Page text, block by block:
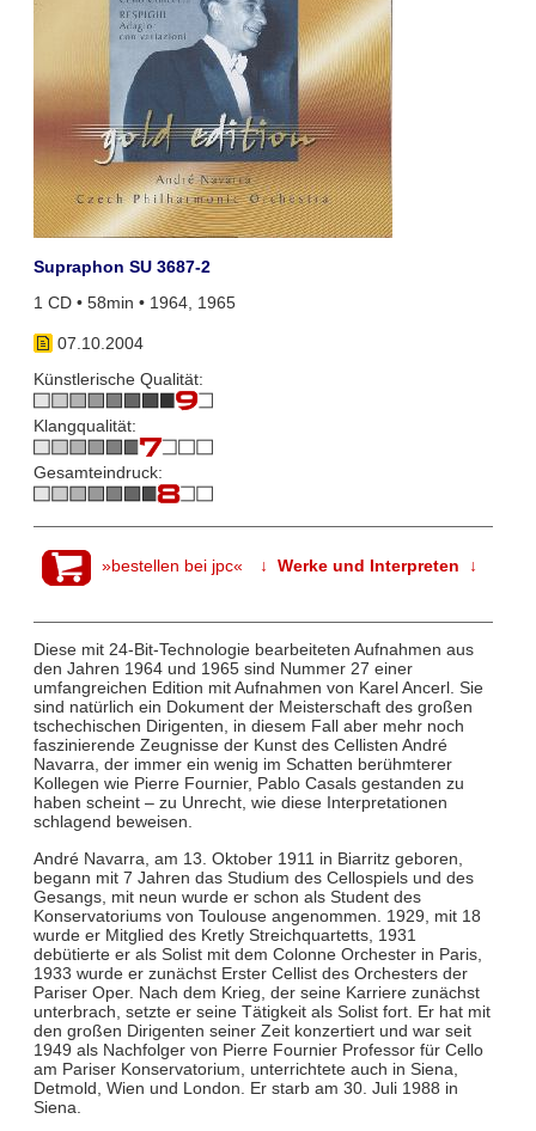
Supraphon SU 3687-2
1 CD • 58min • 1964, 1965
07.10.2004
Künstlerische Qualität:
Klangqualität:
Gesamteindruck:
»bestellen bei jpc« ↓ Werke und Interpreten ↓
Diese mit 24-Bit-Technologie bearbeiteten Aufnahmen aus
den Jahren 1964 und 1965 sind Nummer 27 einer
umfangreichen Edition mit Aufnahmen von Karel Ancerl. Sie
sind natürlich ein Dokument der Meisterschaft des großen
tschechischen Dirigenten, in diesem Fall aber mehr noch
faszinierende Zeugnisse der Kunst des Cellisten André
Navarra, der immer ein wenig im Schatten berühmterer
Kollegen wie Pierre Fournier, Pablo Casals gestanden zu
haben scheint – zu Unrecht, wie diese Interpretationen
schlagend beweisen.
André Navarra, am 13. Oktober 1911 in Biarritz geboren,
begann mit 7 Jahren das Studium des Cellospiels und des
Gesangs, mit neun wurde er schon als Student des
Konservatoriums von Toulouse angenommen. 1929, mit 18
wurde er Mitglied des Kretly Streichquartetts, 1931
debütierte er als Solist mit dem Colonne Orchester in Paris,
1933 wurde er zunächst Erster Cellist des Orchesters der
Pariser Oper. Nach dem Krieg, der seine Karriere zunächst
unterbrach, setzte er seine Tätigkeit als Solist fort. Er hat mit
den großen Dirigenten seiner Zeit konzertiert und war seit
1949 als Nachfolger von Pierre Fournier Professor für Cello
am Pariser Konservatorium, unterrichtete auch in Siena,
Detmold, Wien und London. Er starb am 30. Juli 1988 in
Siena.